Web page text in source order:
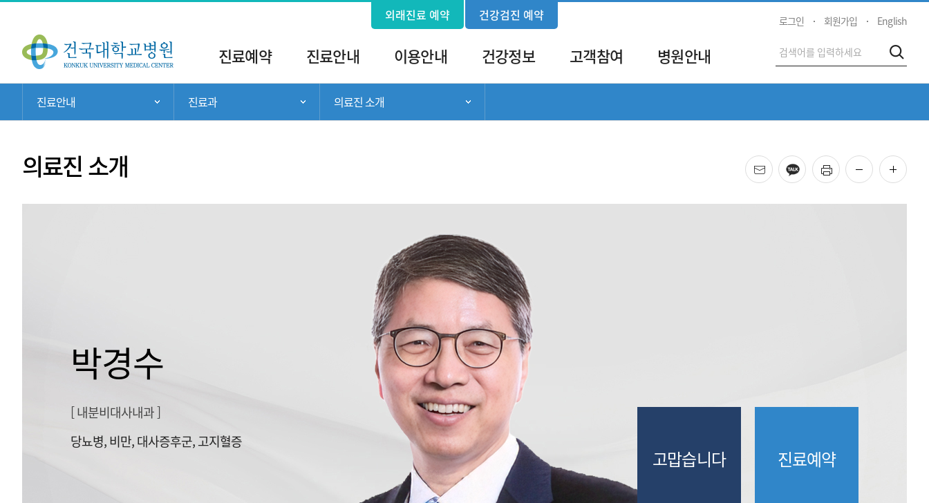
외래진료 예약 건강검진 예약 로그인 회원가입 English
진료예약 진료안내 이용안내 건강정보 고객참여 병원안내
전
체
검
위
진료안내 주 메뉴 목록 열기
진료과 서브 메뉴 목록 열기
의료진 소개
메일 카카오 프린트 화면 축소화면
의료진 소개
박경수
[ 내분비대사내과 ]
당뇨병, 비만, 대사증후군, 고지혈증
고맙습니다 진료예약